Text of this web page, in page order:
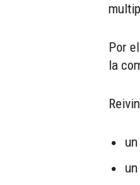
Por
la